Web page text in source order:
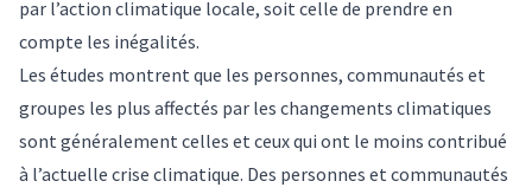
par l’action climatique locale, soit celle de prendre en
compte les inégalités.
Les études montrent que les personnes, communautés et
groupes les plus affectés par les changements climatiques
sont généralement celles et ceux qui ont le moins contribué
à l’actuelle crise climatique. Des personnes et communautés